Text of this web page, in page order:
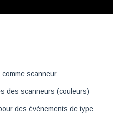
scanneur
des scanneurs (couleurs)
des événements de type